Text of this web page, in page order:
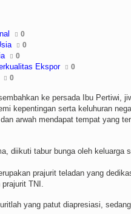
0
0
0
Ekspor 0
0
ke persada Ibu Pertiwi,
kepentingan serta keluhuran
arwah mendapat tempat yang
diikuti tabur bunga oleh keluarga
prajurit teladan yang
prajurit TNI.
yang patut diapresiasi,